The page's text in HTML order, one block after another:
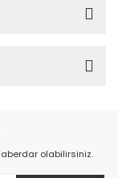
olabilirsiniz.